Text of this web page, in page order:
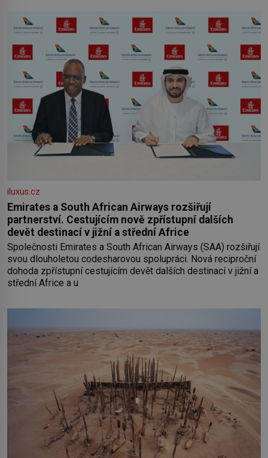
iluxus.cz
Emirates a South African Airways rozšiřují
partnerství. Cestujícím nově zpřístupní dalších
devět destinací v jižní a střední Africe
Společnosti Emirates a South African Airways (SAA) rozšiřují
svou dlouholetou codesharovou spolupráci. Nová reciproční
dohoda zpřístupní cestujícím devět dalších destinací v jižní a
střední Africe a u